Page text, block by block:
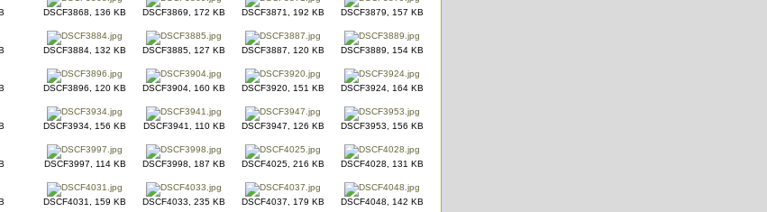
DSCF3868, 136 KB DSCF3869, 172 KB DSCF3871, 192 KB DSCF3879, 157 KB
DSCF3884, 132 KB DSCF3885, 127 KB DSCF3887, 120 KB DSCF3889, 154 KB
DSCF3896, 120 KB DSCF3904, 160 KB DSCF3920, 151 KB DSCF3924, 164 KB
DSCF3934, 156 KB DSCF3941, 110 KB DSCF3947, 126 KB DSCF3953, 156 KB
DSCF3997, 114 KB DSCF3998, 187 KB DSCF4025, 216 KB DSCF4028, 131 KB
DSCF4031, 159 KB DSCF4033, 235 KB DSCF4037, 179 KB DSCF4048, 142 KB